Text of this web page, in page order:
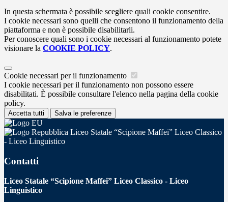
In questa schermata è possibile scegliere quali cookie consentire.
I cookie necessari sono quelli che consentono il funzionamento della
piattaforma e non è possibile disabilitarli.
Per conoscere quali sono i cookie necessari al funzionamento potete
visionare la COOKIE POLICY.
Cookie necessari per il funzionamento
I cookie necessari per il funzionamento non possono essere
disabilitati. È possibile consultare l'elenco nella pagina della cookie
policy.
Accetta tutti Salva le preferenze
Liceo Statale “Scipione Maffei” Liceo Classico
- Liceo Linguistico
Contatti
Liceo Statale “Scipione Maffei” Liceo Classico - Liceo
Linguistico